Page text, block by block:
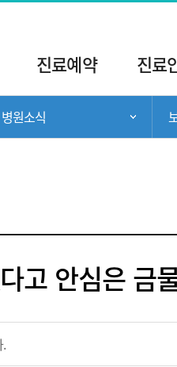
진료예약 진료
메뉴 목록 열기
병원소식 서
고 안심은 금
.